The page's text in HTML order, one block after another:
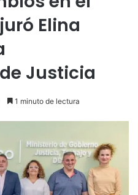
Elina
Justicia
1 minuto de lectura